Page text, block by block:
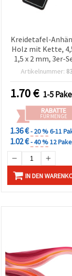
Kreidetafel-
Holz mit Kette,
1,5 x 2 mm, 3er-
Basteln &
Artikelnummer:
1.70€ 1-5
RABATTE
FÜR MENGE
1.36 €- 20 %6-11
1.02 €- 40 %12
IN DEN